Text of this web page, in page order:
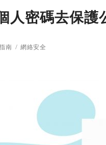
人密碼去保護
南 網絡安全